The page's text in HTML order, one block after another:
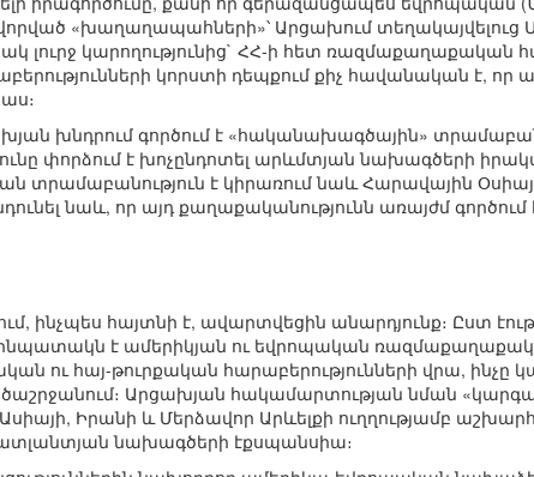
«խաղաղապահների»՝ Արցախում տեղակայվելուց
լուրջ կարողությունից` ՀՀ-ի հետ ռազմաքաղաքական
կորստի դեպքում քիչ հավանական է, որ
խնդրում գործում է «հականախագծային»
փորձում է խոչընդոտել արևմտյան նախագծերի
տրամաբանություն է կիրառում նաև Հարավային
նաև, որ այդ քաղաքականությունն առայժմ
ինչպես հայտնի է, ավարտվեցին անարդյունք։ Ըստ
է ամերիկյան ու եվրոպական
ու հայ-թուրքական հարաբերությունների վրա,
Արցախյան հակամարտության նման
Իրանի և Մերձավոր Արևելքի ուղղությամբ
նախագծերի էքսպանսիա։